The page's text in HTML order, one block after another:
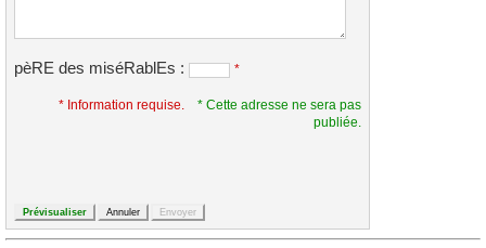
pèRE des miséRablEs : *
* Information requise.
* Cette adresse ne sera pas
publiée.